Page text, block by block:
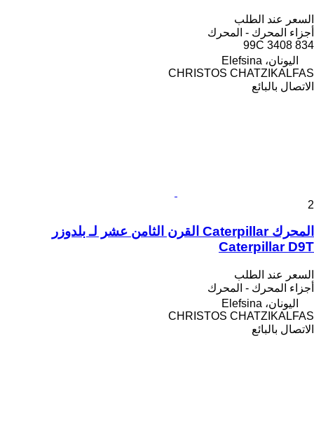
السعر عند الطلب
أجزاء المحرك - المحرك
834 3408 99C
اليونان، Elefsina
CHRISTOS CHATZIKALFAS
الاتصال بالبائع
2
المحرك Caterpillar القرن الثامن عشر لـ بلدوزر
Caterpillar D9T
السعر عند الطلب
أجزاء المحرك - المحرك
اليونان، Elefsina
CHRISTOS CHATZIKALFAS
الاتصال بالبائع